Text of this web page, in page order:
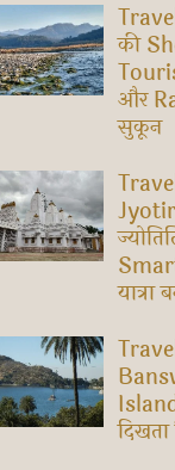
की
और
सुकून